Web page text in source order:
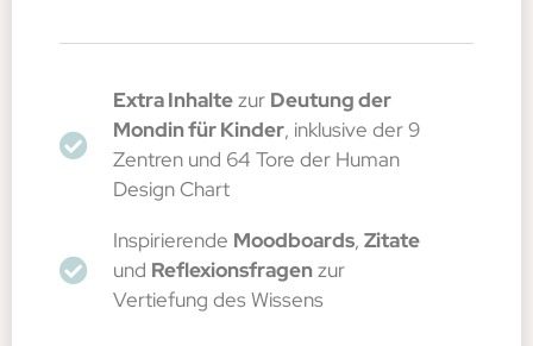
Extra Inhaltezur Deutung der
Mondin für Kinder, inklusive der 9
Zentren und 64 Tore der Human
Design Chart
Inspirierende Moodboards, Zitate
und Reflexionsfragenzur
Vertiefung des Wissens